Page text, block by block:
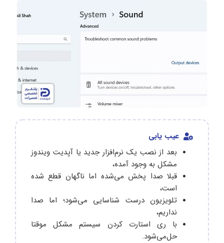
عیب یابی
بعد از نصب یک نرم‌افزار جدید یا آپدیت ویندوز
مشکل به وجود آمده،
قبلا صدا پخش می‌شده اما ناگهان قطع شده
است،
تلویزیون درست شناسایی می‌شود؛ اما صدا
نداریم،
با ری استارت کردن سیستم مشکل موقتا
حل‌می‌شود.